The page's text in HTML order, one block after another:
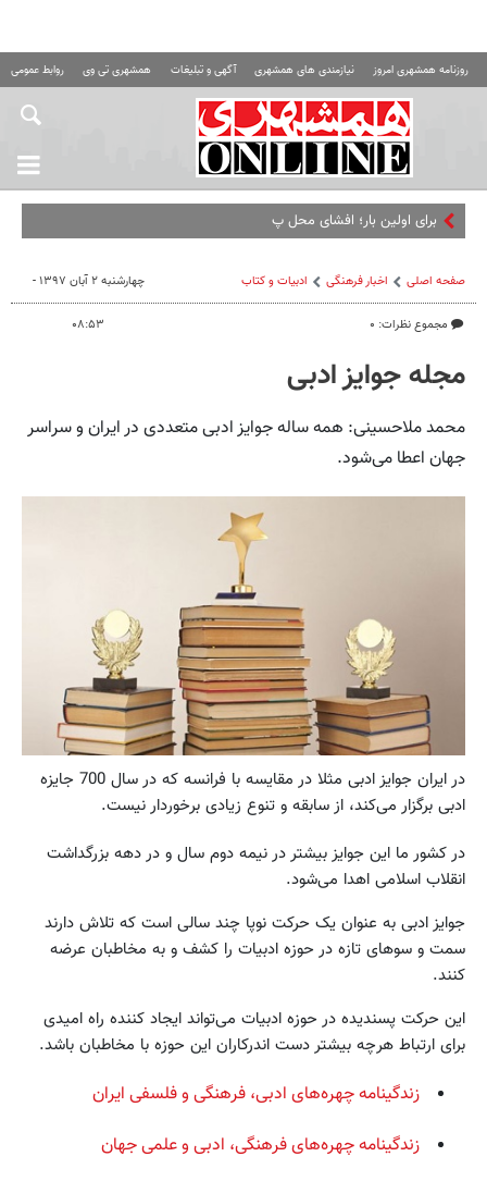
روزنامه همشهری امروز نیازمندی های همشهری آگهی و تبلیغات همشهری تی وی روابط عمومی
برای اولین بار؛ افشای محل پناهگاه‌ رهبر ش
صفحه اصلی اخبار فرهنگی ادبیات و کتاب
مجموع نظرات: ۰
چهارشنبه ۲ آبان ۱۳۹۷ -
۰۸:۵۳
مجله جوایز ادبی
محمد ملاحسینی: همه ساله جوایز ادبی متعددی در ایران و سراسر
جهان اعطا می‌شود.
در ایران جوایز ادبی مثلا در مقایسه با فرانسه که در سال 700 جایزه
ادبی برگزار می‌کند، از سابقه و تنوع زیادی برخوردار نیست.
در کشور ما این جوایز بیشتر در نیمه دوم سال و در دهه بزرگداشت
انقلاب اسلامی اهدا می‌شود.
جوایز ادبی به عنوان یک حرکت نوپا چند سالی است که تلاش دارند
سمت و سوهای تازه در حوزه ادبیات را کشف و به مخاطبان عرضه
کنند.
این حرکت پسندیده در حوزه ادبیات می‌‌تواند ایجاد کننده راه امیدی
برای ارتباط هرچه بیشتر دست اندرکاران این حوزه با مخاطبان باشد.
زندگینامه چهره‌های ادبی، فرهنگی و فلسفی ایران
زندگینامه چهره‌های فرهنگی، ادبی و علمی جهان